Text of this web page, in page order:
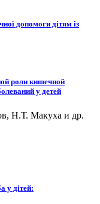
допомоги дітям із
роли кишечной
у детей
Н.Т. Макуха и др.
у дітей: